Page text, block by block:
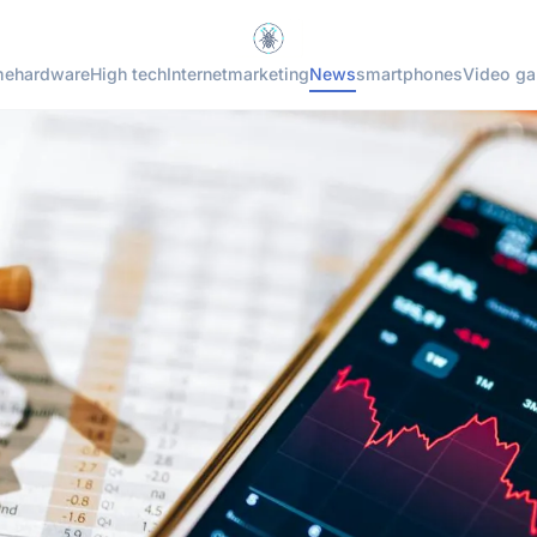
hardwareHigh techInternetmarketingNewssmartphonesVideo